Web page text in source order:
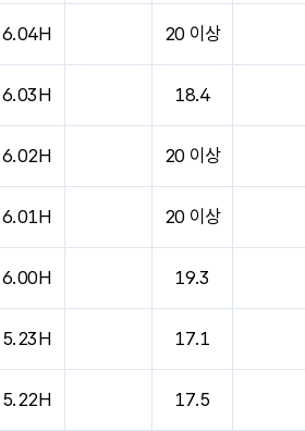
6.04H 20 이상
6.03H 18.4
6.02H 20 이상
6.01H 20 이상
6.00H 19.3
5.23H 17.1
5.22H 17.5